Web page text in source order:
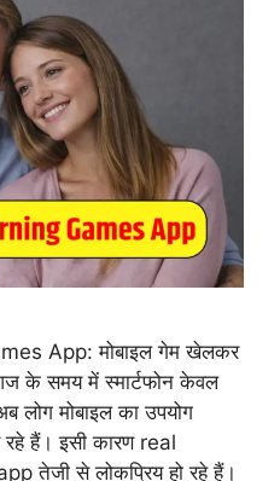
App: मोबाइल गेम खेलकर
के समय में स्मार्टफोन केवल
लोग मोबाइल का उपयोग
हैं। इसी कारण real
तेजी से लोकप्रिय हो रहे हैं।